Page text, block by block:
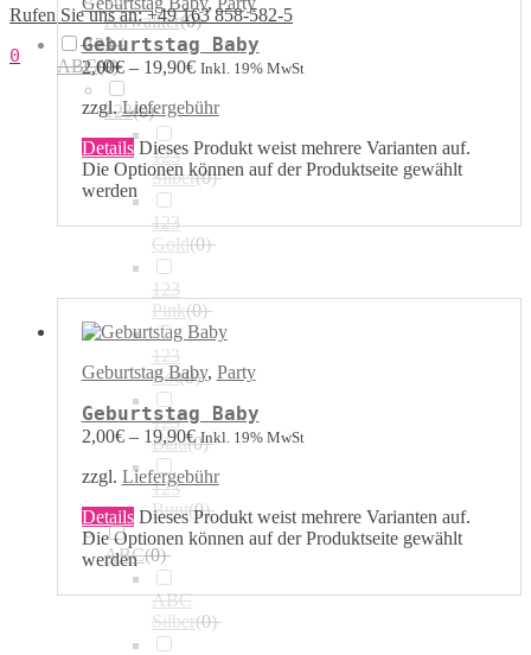
Rufen Sie uns an: +49 163 858-582-5
0 Geburtstag Baby
2,00€– 19,90€ Inkl. 19% MwSt
zzgl.Liefergebühr
Details Dieses Produkt weist mehrere Varianten auf.
Die Optionen können auf der Produktseite gewählt
werden
Geburtstag Baby, Party
Geburtstag Baby
2,00€– 19,90€ Inkl. 19% MwSt
zzgl. Liefergebühr
Details Dieses Produkt weist mehrere Varianten auf.
Die Optionen können auf der Produktseite gewählt
werden
Airwalker(0)
123 /
ABC(0)
123(0)
123
Silber(0)
123
Gold(0)
123
Pink(0)
123
Rot(0)
123
Blau(0)
123
Bunt(0)
ABC(0)
ABC
Silber(0)